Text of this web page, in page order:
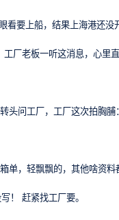
要上船，结果上海港还没
厂老板一听这消息，心里
头问工厂，工厂这次拍胸脯
，轻飘飘的，其他啥资料
！ 赶紧找工厂要。